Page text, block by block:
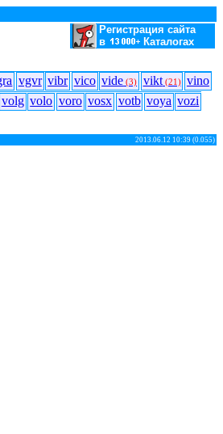
Регистрация сайта
в
Каталогах
vgvr vibr vico vide (3) vikt(21)
vino
volg volo voro vosx votb voya vozi
2013.06.12 10:39 (0.055)